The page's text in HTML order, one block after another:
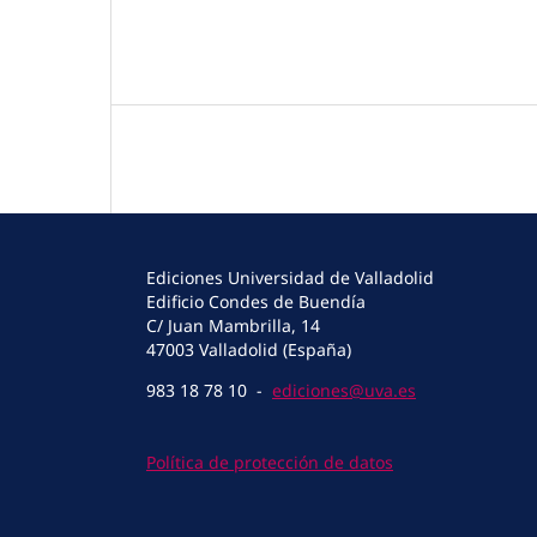
Ediciones Universidad de Valladolid
Edificio Condes de Buendía
C/ Juan Mambrilla, 14
47003 Valladolid (España)
983 18 78 10 - ediciones@uva.es
Política de protección de datos